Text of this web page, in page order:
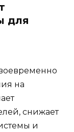
для
на
снижает
и